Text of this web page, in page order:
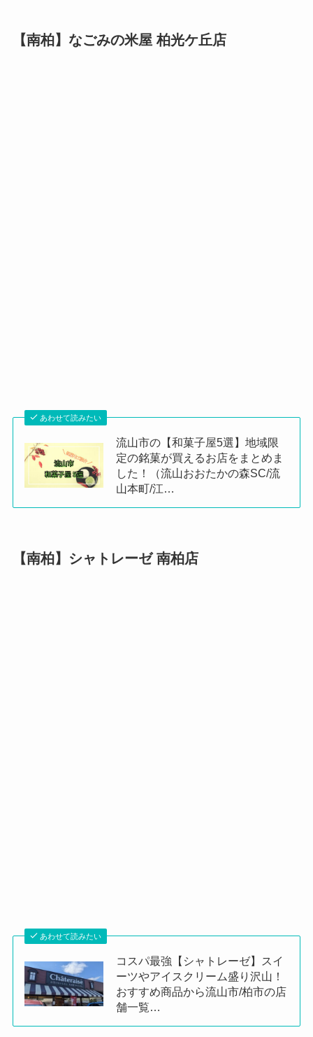
【南柏】なごみの米屋 柏光ケ丘店
あわせて読みたい
流山市の【和菓子屋5選】地域限
定の銘菓が買えるお店をまとめま
した！（流山おおたかの森SC/流
山本町/江…
【南柏】シャトレーゼ 南柏店
あわせて読みたい
コスパ最強【シャトレーゼ】スイ
ーツやアイスクリーム盛り沢山！
おすすめ商品から流山市/柏市の店
舗一覧…